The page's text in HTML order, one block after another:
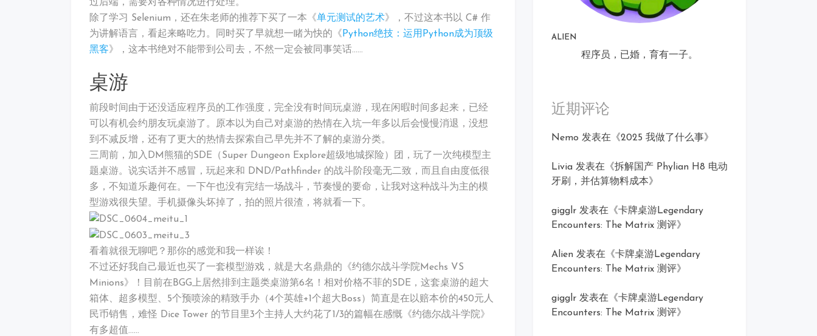
过后端，需要对各种情况进行处理。
除了学习 Selenium，还在朱老师的推荐下买了一本《单元测试的艺术》，不过这本书以 C# 作
为讲解语言，看起来略吃力。同时买了早就想一睹为快的《 Python绝技：运用Python成为顶级
黑客》，这本书绝对不能带到公司去，不然一定会被同事笑话……
桌游
前段时间由于还没适应程序员的工作强度，完全没有时间玩桌游，现在闲暇时间多起来，已经
可以有机会约朋友玩桌游了。原本以为自己对桌游的热情在入坑一年多以后会慢慢消退，没想
到不减反增，还有了更大的热情去探索自己早先并不了解的桌游分类。
三周前，加入DM熊猫的SDE（Super Dungeon Explore超级地城探险）团，玩了一次纯模型主
题桌游。说实话并不感冒，玩起来和 DND/Pathfinder 的战斗阶段毫无二致，而且自由度低很
多，不知道乐趣何在。一下午也没有完结一场战斗，节奏慢的要命，让我对这种战斗为主的模
型游戏很失望。手机摄像头坏掉了，拍的照片很渣，将就看一下。
看着就很无聊吧？那你的感觉和我一样诶！
不过还好我自己最近也买了一套模型游戏，就是大名鼎鼎的《约德尔战斗学院Mechs VS
Minions》！目前在BGG上居然排到主题类桌游第6名！相对价格不菲的SDE，这套桌游的超大
箱体、超多模型、5个预喷涂的精致手办（4个英雄+1个超大Boss）简直是在以赔本价的450元人
民币销售，难怪 Dice Tower 的节目里3个主持人大约花了1/3的篇幅在感慨《约德尔战斗学院》
有多超值……
ALIEN
程序员，已婚，育有一子。
近期评论
Nemo 发表在《2025 我做了什么事》
Livia 发表在《拆解国产 Phylian H8 电动
牙刷，并估算物料成本》
gigglr 发表在《卡牌桌游Legendary
Encounters: The Matrix 测评》
Alien 发表在《卡牌桌游Legendary
Encounters: The Matrix 测评》
gigglr 发表在《卡牌桌游Legendary
Encounters: The Matrix 测评》